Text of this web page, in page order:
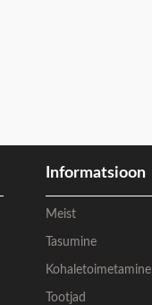
Informatsioon
Meist
Tasumine
Kohaletoimetamine
Tootjad